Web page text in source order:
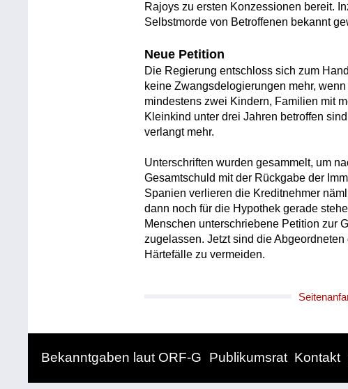
Rajoys zu ersten Konzessionen bereit.
Selbstmorde von Betroffenen bekannt
Neue Petition
Die Regierung entschloss sich zum
keine Zwangsdelogierungen mehr,
mindestens zwei Kindern, Familien mit
Kleinkind unter drei Jahren betroffen
verlangt mehr.
Unterschriften wurden gesammelt, um
Gesamtschuld mit der Rückgabe der
Spanien verlieren die Kreditnehmer
dann noch für die Hypothek gerade
Menschen unterschriebene Petition zur
zugelassen. Jetzt sind die
Härtefälle zu vermeiden.
Bekanntgaben laut ORF-G Publikumsrat Kontakt